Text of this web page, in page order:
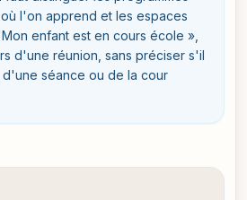
l'on apprend et les espaces
enfant est en cours école »,
d'une réunion, sans préciser s'il
séance ou de la cour